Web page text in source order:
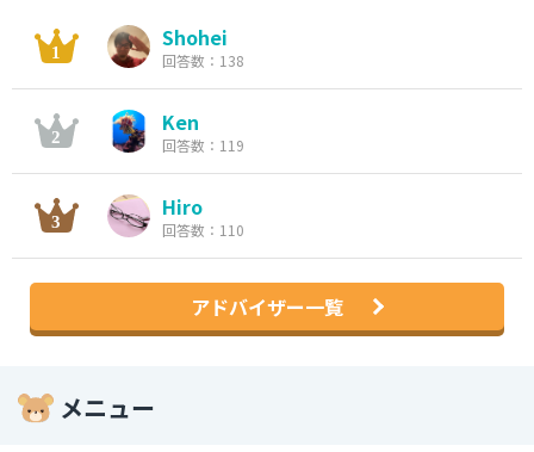
Shohei
回答数：138
Ken
回答数：119
Hiro
回答数：110
アドバイザー一覧
メニュー